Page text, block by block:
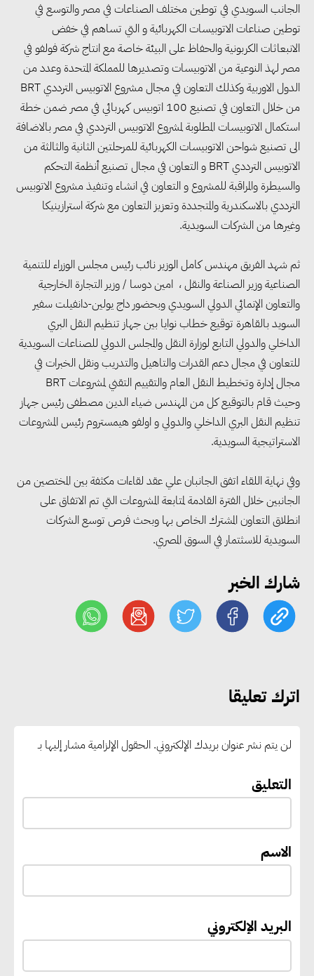
الجانب السويدي في توطين مختلف الصناعات في مصر والتوسع في
توطين صناعات الاتوبيسات الكهربائية و التي تساهم في خفض
الانبعاثات الكربونية والحفاظ على البيئة خاصة مع انتاج شركة فولفو في
مصر لهذ النوعية من الاتوبيسات وتصديرها للمملكة المتحدة وعدد من
الدول الاوربية وكذلك التعاون في مجال مشروع الاتوبيس الترددي BRT
من خلال التعاون في تصنيع 100 اتوبيس كهربائي في مصر ضمن خطة
استكمال الاتوبيسات المطلوبة لمشروع الاتوبيس الترددي في مصر بالاضافة
الى تصنيع شواحن الاتوبيسات الكهربائية للمرحلتين الثانية والثالثة من
الاتوبيس الترددي BRT و التعاون في مجال تصنيع أنظمة التحكم
والسيطرة والمراقبة للمشروع و التعاون في انشاء وتنفيذ مشروع الاتوبيس
الترددي بالاسكندرية والمتجددة وتعزيز التعاون مع شركة استرازينيكا
وغيرها من الشركات السويدية.
ثم شهد الفريق مهندس كامل الوزير نائب رئيس مجلس الوزراء للتنمية
الصناعية وزير الصناعة والنقل ، امين دوسا / وزير التجارة الخارجية
والتعاون الإنمائي الدولي السويدي وبحضور داج يولين-دانفيلت سفير
السويد بالقاهرة توقيع خطاب نوايا بين جهاز تنظيم النقل البري
الداخلي والدولي التابع لوزارة النقل والمجلس الدولي للصناعات السويدية
للتعاون في مجال دعم القدرات والتاهيل والتدريب ونقل الخبرات في
مجال إدارة وتخطيط النقل العام والتقييم التقني لمشروعات BRT
وحيث قام بالتوقيع كل من المهندس ضياء الدين مصطفى رئيس جهاز
تنظيم النقل البري الداخلي والدولي و اولفو هيمستروم رئيس المشروعات
الاستراتيجية السويدية.
وفي نهاية اللقاء اتفق الجانبان علي عقد لقاءات مكثفة بين المختصين من
الجانبين خلال الفترة القادمة لمتابعة المشروعات التي تم الاتفاق على
انطلاق التعاون المشترك الخاص بها وبحث فرص توسع الشركات
السويدية للاسثتمار في السوق المصري.
شارك الخبر
اترك تعليقا
لن يتم نشر عنوان بريدك الإلكتروني. الحقول الإلزامية مشار إليها بـ
التعليق
الاسم
البريد الإلكتروني
وزيرا التخطيط والبترول يبحثان
تعزيز أمن الطاقة وزيادة الإنتاج
والاستثمارات ضمن خطة التنمية
«التضامن» تتعامل مع 552 بلاغًا
خلال يوليو.. إنقاذ كبار بلا مأوى ولم
شمل مواطن بأسرته وحماية سيدة
«التضامن» تطلق مبادرة «بكرة
المدرسة.. الخير في مصر» لتوفير
التجارة والاستثمارات والتعاون في
بالوقود منخفض الكربون
لمدينتي المنيا ويوسف الصديق
النمو الحضري